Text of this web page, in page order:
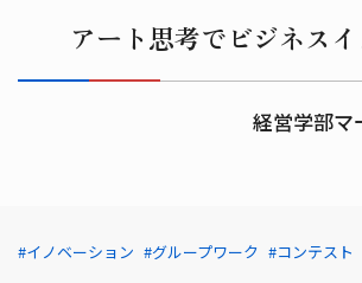
アート思考でビジネス
経営学部マ
#イノベーション #グループワーク #コンテスト